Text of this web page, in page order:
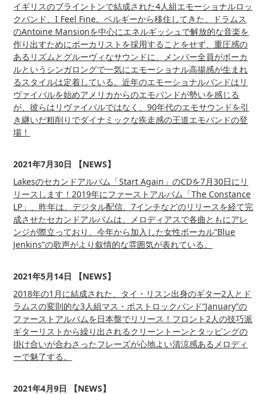
イギリスのブライントンで結成された4人組エモーショナルロッ
クバンド、I Feel Fine。ベルギーから移住してきた、ドラムス
のAntoine Mansionを中心にエネルギッシュで解放的な音楽を
作り出すためにボーカリストを採用することをせず、重圧感の
あるリズムとグルーヴィなサウンドに、メンバー全員がボーカ
ルというシンガロングで一気にエモーショナル高揚感が生まれ
るスタイルは定着している。近年のエモーショナルバンドはリ
ヴァイバルを始めアメリカからのエモバンドが勢いを感じる
が、彼らはリヴァイバルではなく、90年代のエモサウンドを引
き継いだ粗削りでダイナミックな疾走感の王道エモバンドの登
場！
2021年7月30日 【NEWS】
Lakesのセカンドアルバム「Start Again」のCDを7月30日にリ
リースします！2019年にファーストアルバム「The Constance
LP」、昨年は、デジタル配信、7インチなどのリリースを経て完
成させたセカンドアルバムは、メロディアスで各曲ともにアレ
ンジが際立っており、今年から加入した女性ボーカル”Blue
Jenkins”の歌声がより叙情的な雰囲気が表れている。
2021年5月14日 【NEWS】
2018年の1 月に結成された、タイ・リスン出身のギター2人とド
ラムスの変則的な3人組マス・ポストロックバンド“January”の
ファーストアルバムを日本盤でリリース！フロント2人の技巧派
ギターリストから繰り出されるクリーントーンとタッピングの
掛け合いが合わさったフレーズが心地よい清涼感あるメロディ
ーで魅了する。
2021年4月9日 【NEWS】